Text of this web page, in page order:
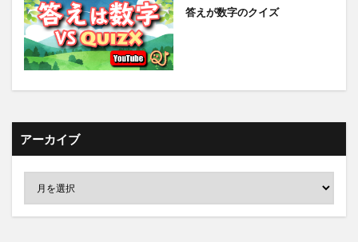
答えが数字のクイズ
アーカイブ